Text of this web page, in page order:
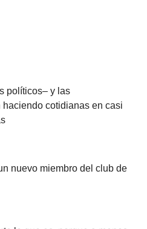
políticos– y las
cotidianas en casi
nuevo miembro del club de